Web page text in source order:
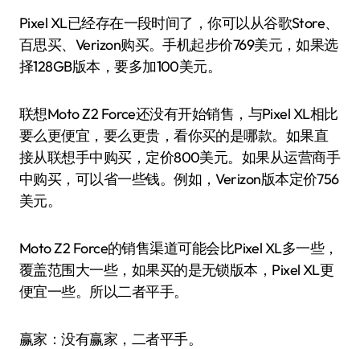
Pixel XL已经存在一段时间了，你可以从谷歌Store、
百思买、Verizon购买。手机起步价769美元，如果选
择128GB版本，要多加100美元。
联想Moto Z2 Force还没有开始销售，与Pixel XL相比
要么更便宜，要么更贵，看你买的是哪款。如果直
接从联想手中购买，定价800美元。如果从运营商手
中购买，可以省一些钱。例如，Verizon版本定价756
美元。
Moto Z2 Force的销售渠道可能会比Pixel XL多一些，
覆盖范围大一些，如果买的是无锁版本，Pixel XL更
便宜一些。所以二者平手。
赢家：没有赢家，二者平手。